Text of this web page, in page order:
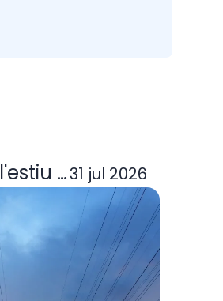
d'operar? Guia
2026: per què
31 jul 2026